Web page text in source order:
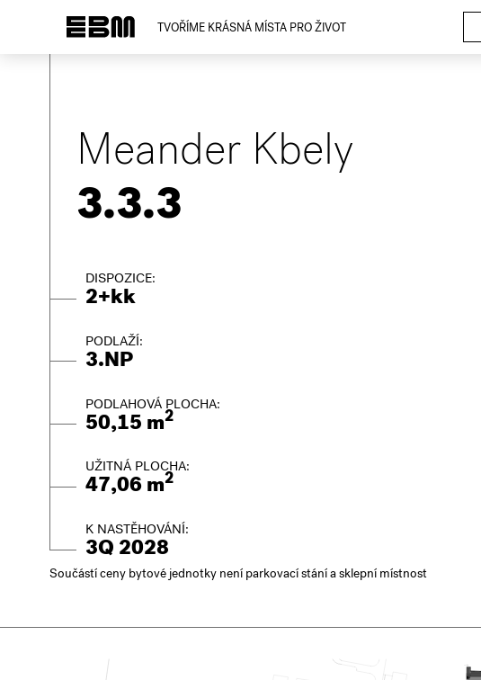
TVOŘÍME KRÁSNÁ MÍSTA PRO ŽIVOT
Meander Kbely
3.3.3
DISPOZICE:
2+kk
PODLAŽÍ:
3.NP
PODLAHOVÁ PLOCHA:
50,15 m2
UŽITNÁ PLOCHA:
47,06 m2
K NASTĚHOVÁNÍ:
3Q 2028
Součástí ceny bytové jednotky není parkovací stání a sklepní místnost